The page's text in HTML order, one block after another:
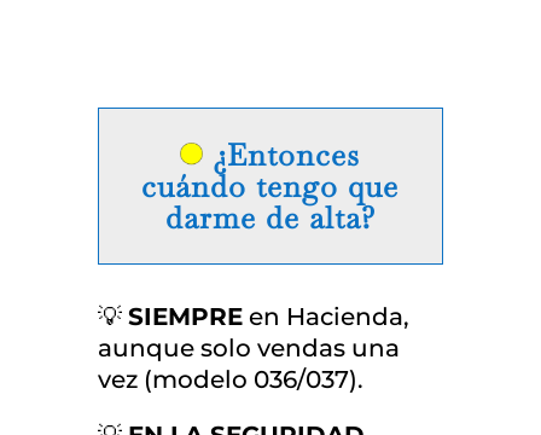
¿Entonces
cuándo tengo que
darme de alta?
💡 SIEMPREen Hacienda,
aunque solo vendas una
vez (modelo 036/037).